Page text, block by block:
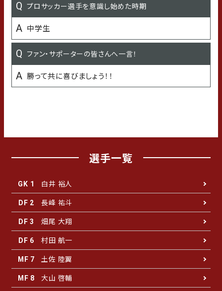
プロサッカー選手を意識し始めた時期
中学生
ファン・サポーターの皆さんへ一言！
勝って共に喜びましょう！！
水泳
学生時代の得意な科目
国語
学生時代の苦手な科目
選手一覧
GK 1 白井 裕人
DF 2 長峰 祐斗
DF 3 畑尾 大翔
DF 6 村田 航一
MF 7 土佐 陸翼
MF 8 大山 啓輔